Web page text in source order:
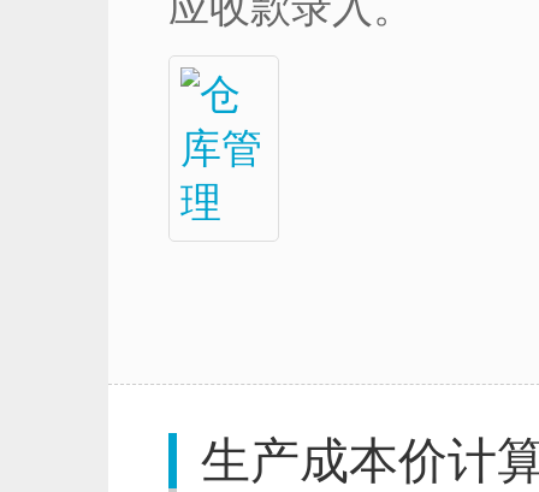
生产成本价计